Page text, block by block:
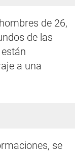
de 26,
de las
a una
se